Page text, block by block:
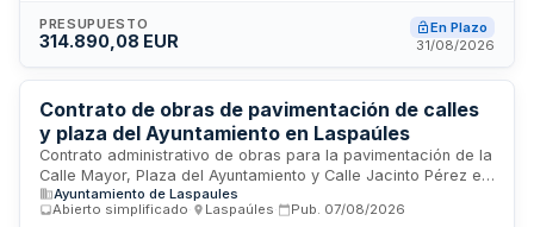
por la Diputación Provincial de Córdoba a través de los
Planes Provinciales de Obras y Servicios para el cuatrienio
tierras, instalaciones, pavimentaciones y obras
complementarias con un plazo máximo de ejecución de
cuatro meses.
PRESUPUESTO
314.890,08 EUR
En Plazo
31/08/2026
Contrato de obras de pavimentación de calles
y plaza del Ayuntamiento en Laspaúles
Contrato administrativo de obras para la pavimentación de la
Calle Mayor, Plaza del Ayuntamiento y Calle Jacinto Pérez en
Laspaúles. El proyecto busca resolver el deterioro existente
en estas vías debido a factores climáticos y ambientales.
Ayuntamiento de Laspaules
Abierto simplificado
Laspaúles Pub. 07/08/2026